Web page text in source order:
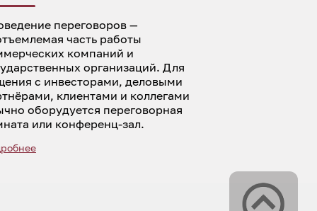
переговоров —
часть работы
компаний и
организаций. Для
с инвесторами, деловыми
клиентами и коллегами
оборудуется переговорная
или конференц-зал.